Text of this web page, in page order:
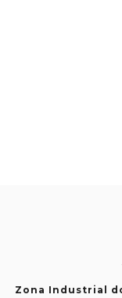
Zona Industrial